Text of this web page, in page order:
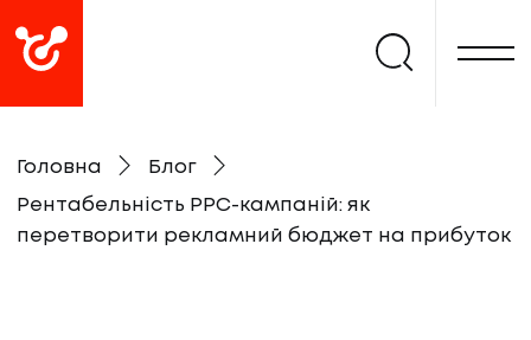
Головна Блог
Рентабельність PPC-кампаній: як
перетворити рекламний бюджет на прибуток